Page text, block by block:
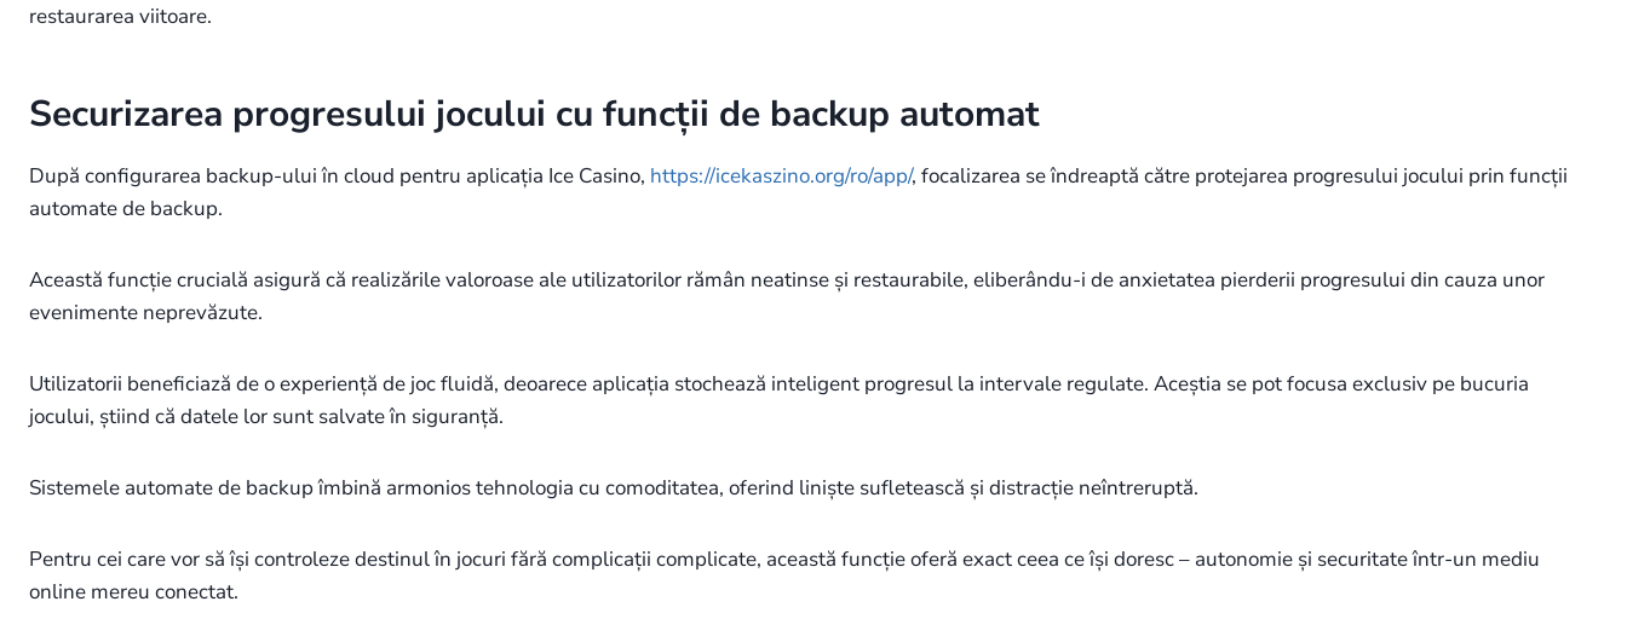
restaurarea viitoare.
Securizarea progresului jocului cu funcții de backup automat
După configurarea backup-ului în cloud pentru aplicația Ice Casino, https://icekaszino.org/ro/app/, focalizarea se îndreaptă către protejarea progresului jocului prin funcții
automate de backup.
Această funcție crucială asigură că realizările valoroase ale utilizatorilor rămân neatinse și restaurabile, eliberându-i de anxietatea pierderii progresului din cauza unor
evenimente neprevăzute.
Utilizatorii beneficiază de o experiență de joc fluidă, deoarece aplicația stochează inteligent progresul la intervale regulate. Aceștia se pot focusa exclusiv pe bucuria
jocului, știind că datele lor sunt salvate în siguranță.
Sistemele automate de backup îmbină armonios tehnologia cu comoditatea, oferind liniște sufletească și distracție neîntreruptă.
Pentru cei care vor să își controleze destinul în jocuri fără complicații complicate, această funcție oferă exact ceea ce își doresc – autonomie și securitate într-un mediu
online mereu conectat.